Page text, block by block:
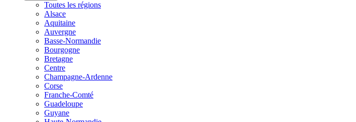
Toutes les régions
Alsace
Aquitaine
Auvergne
Basse-Normandie
Bourgogne
Bretagne
Centre
Champagne-Ardenne
Corse
Franche-Comté
Guadeloupe
Guyane